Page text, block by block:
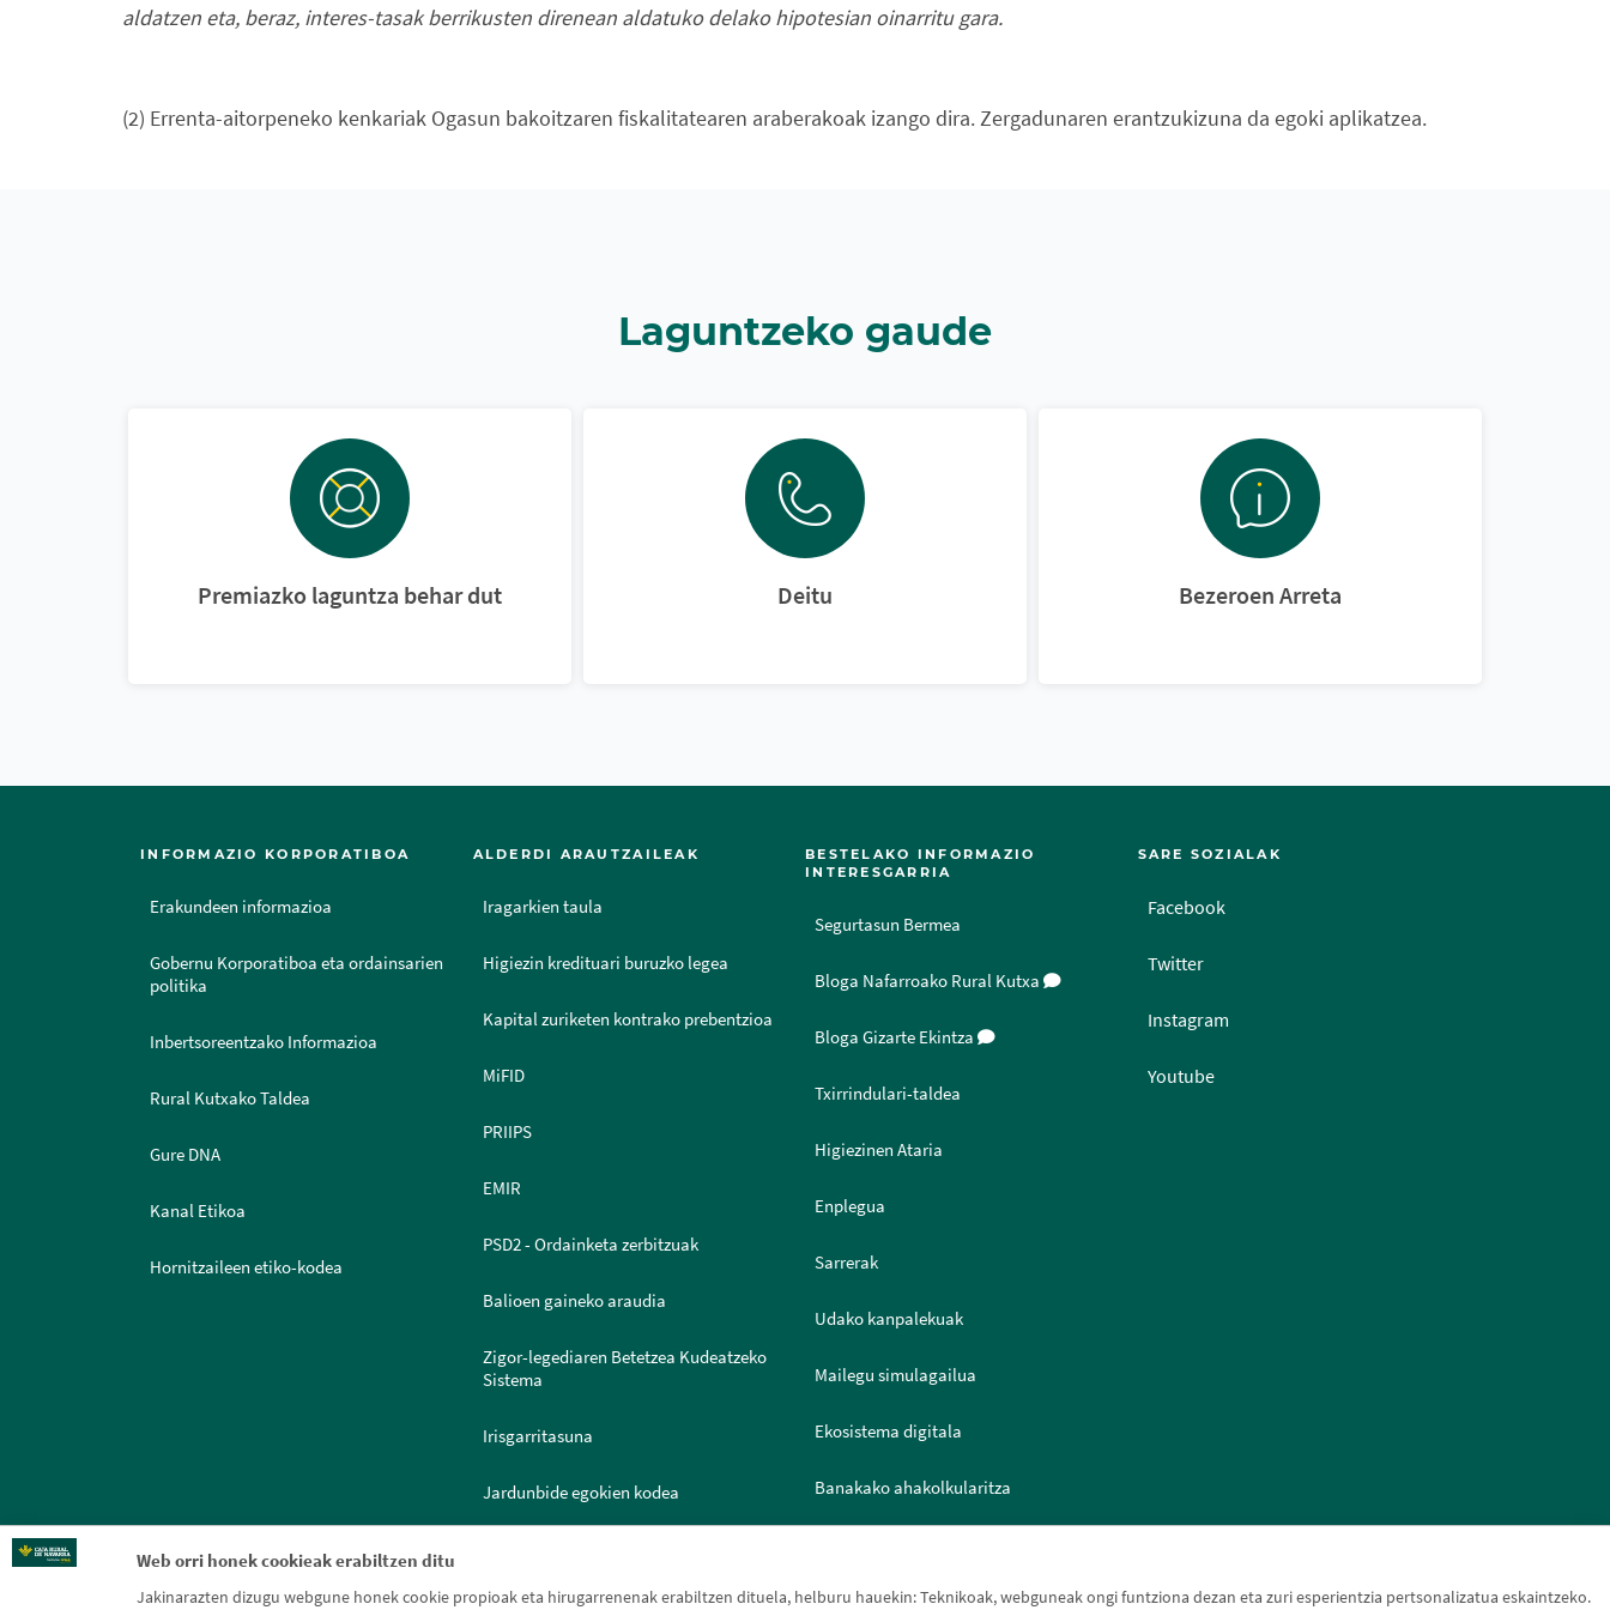
Web orri honek cookieak erabiltzen ditu
Jakinarazten dizugu webgune honek cookie propioak eta hirugarrenenak erabiltzen dituela, helburu hauekin: Teknikoak, webguneak ongi funtziona dezan eta zuri esperientzia pertsonalizatua eskaintzeko.
aldatzen eta, beraz, interes-tasak berrikusten direnean aldatuko delako hipotesian oinarritu gara.
(2) Errenta-aitorpeneko kenkariak Ogasun bakoitzaren fiskalitatearen araberakoak izango dira. Zergadunaren erantzukizuna da egoki aplikatzea.
Laguntzeko gaude
Premiazko laguntza behar dut Deitu Bezeroen Arreta
INFORMAZIO KORPORATIBOA
Erakundeen informazioa
Gobernu Korporatiboa eta ordainsarien
politika
Inbertsoreentzako Informazioa
Rural Kutxako Taldea
Gure DNA
Kanal Etikoa
Hornitzaileen etiko-kodea
ALDERDI ARAUTZAILEAK
Iragarkien taula
Higiezin kredituari buruzko legea
Kapital zuriketen kontrako prebentzioa
MiFID
PRIIPS
EMIR
PSD2 - Ordainketa zerbitzuak
Balioen gaineko araudia
Zigor-legediaren Betetzea Kudeatzeko
Sistema
Irisgarritasuna
Jardunbide egokien kodea
BESTELAKO INFORMAZIO
INTERESGARRIA
Segurtasun Bermea
Bloga Nafarroako Rural Kutxa
Bloga Gizarte Ekintza
Txirrindulari-taldea
Higiezinen Ataria
Enplegua
Sarrerak
Udako kanpalekuak
Mailegu simulagailua
Ekosistema digitala
Banakako ahakolkularitza
SARE SOZIALAK
Facebook
Twitter
Instagram
Youtube